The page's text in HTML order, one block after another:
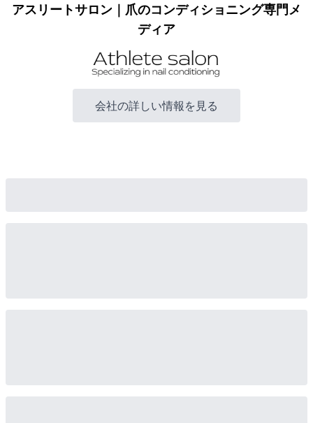
アスリートサロン｜爪のコンディショニング専門メ
ディア
会社の詳しい情報を見る